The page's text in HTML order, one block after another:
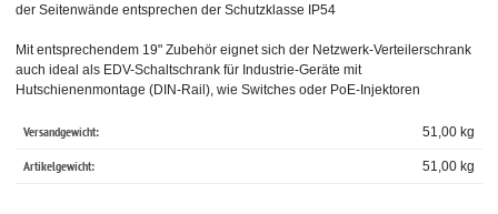
der Seitenwände entsprechen der Schutzklasse IP54
Mit entsprechendem 19" Zubehör eignet sich der Netzwerk-Verteilerschrank
auch ideal als EDV-Schaltschrank für Industrie-Geräte mit
Hutschienenmontage (DIN-Rail), wie Switches oder PoE-Injektoren
Versandgewicht: 51,00 kg
Artikelgewicht: 51,00 kg